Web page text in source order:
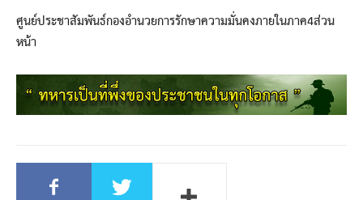
ศูนย์ประชาสัมพันธ์กองอำนวยการรักษาความมั่นคงภายในภาค4ส่วน
หน้า